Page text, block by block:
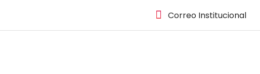
Correo Institucional